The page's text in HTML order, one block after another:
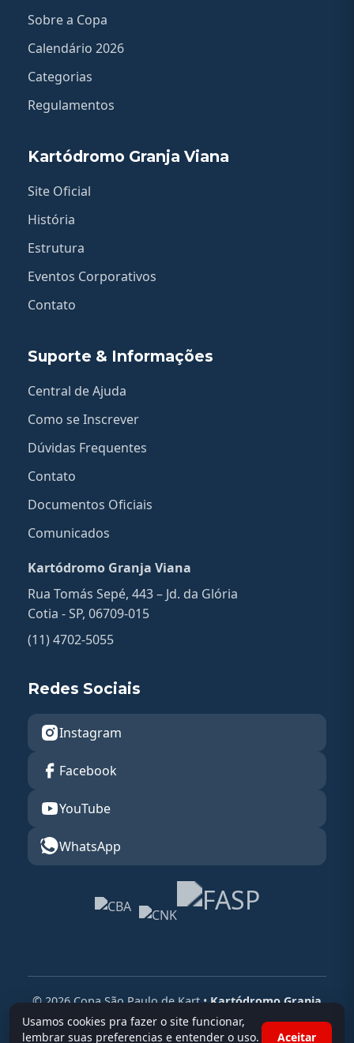
Sobre a Copa
Calendário 2026
Categorias
Regulamentos
Kartódromo Granja Viana
Site Oficial
História
Estrutura
Eventos Corporativos
Contato
Suporte & Informações
Central de Ajuda
Como se Inscrever
Dúvidas Frequentes
Contato
Documentos Oficiais
Comunicados
Kartódromo Granja Viana
Rua Tomás Sepé, 443 – Jd. da Glória
Cotia - SP, 06709-015
(11) 4702-5055
Redes Sociais
Instagram
Facebook
YouTube
WhatsApp
© 2026 Copa São Paulo de Kart •Kartódromo Granja
Viana
Usamos cookies pra fazer o site funcionar,
lembrar suas preferencias e entender o uso.
Aceitar